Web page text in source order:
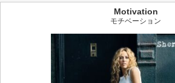
Motivation
モチベーション